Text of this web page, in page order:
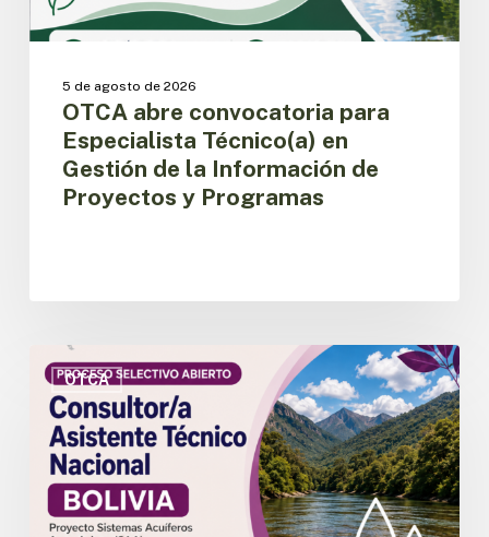
de
Programas
5 de agosto de 2026
OTCA abre convocatoria para
Especialista Técnico(a) en
Gestión de la Información de
Proyectos y Programas
OTCA
OTCA
abre
convocatoria
para
Consultor/a
Asistente
Técnico
Nacional